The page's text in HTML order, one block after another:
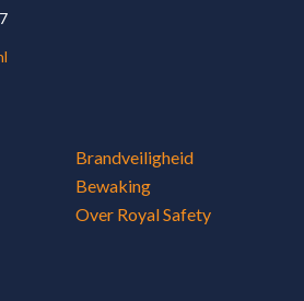
Brandveiligheid
Bewaking
Over Royal Safety